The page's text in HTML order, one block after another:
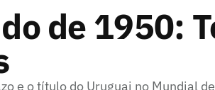
de 1950:
e o título do Uruguai no Mundial